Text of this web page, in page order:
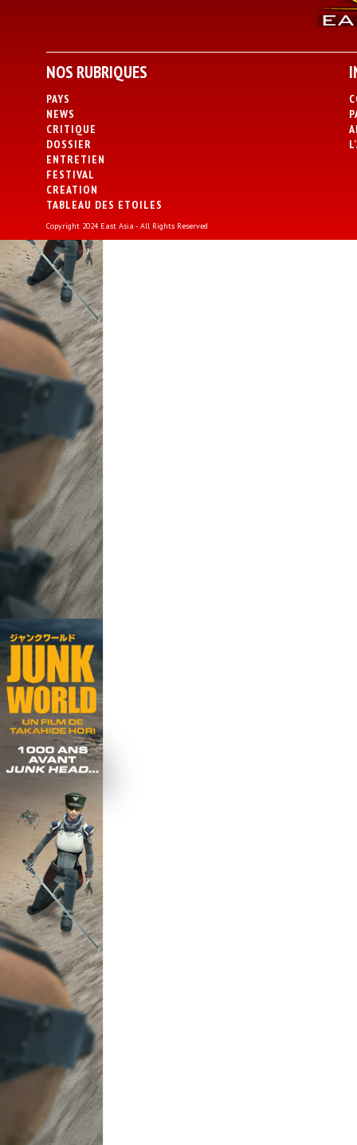
NOS RUBRIQUES
PAYS
NEWS
CRITIQUE
DOSSIER
ENTRETIEN
FESTIVAL
CREATION
TABLEAU DES ETOILES
Copyright 2024 East Asia - All Rights Reserved